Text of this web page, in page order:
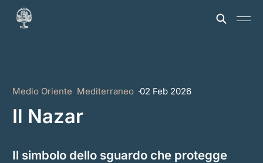
Medio Oriente Mediterraneo 02 Feb 2026
Il Nazar
Il simbolo dello sguardo che protegge